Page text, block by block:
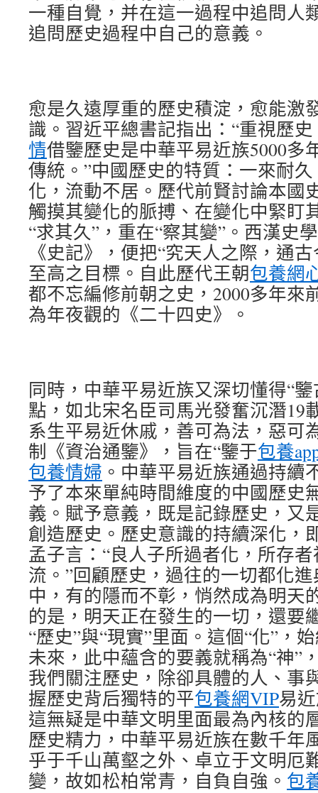
一種自覺，并在這一過程中追問人
追問歷史過程中自己的意義。
愈是久遠厚重的歷史積淀，愈能激
識。習近平總書記指出：“重視歷
情借鑒歷史是中華平易近族5000多
傳統。”中國歷史的特質：一來耐
化，流動不居。歷代前賢討論本國
觸摸其變化的脈搏、在變化中緊盯
“求其久”，重在“察其變”。西漢史
《史記》，便把“究天人之際，通
至高之目標。自此歷代王朝包養網
都不忘編修前朝之史，2000多年來
為年夜觀的《二十四史》。
同時，中華平易近族又深切懂得“
點，如北宋名臣司馬光發奮沉潛19
系生平易近休戚，善可為法，惡可
制《資治通鑒》，旨在“鑒于包養
包養情婦 。中華平易近族通過持續
予了本來單純時間維度的中國歷史
義。賦予意義，既是記錄歷史，又
創造歷史。歷史意識的持續深化，
孟子言：“良人子所過者化，所存
流。”回顧歷史，過往的一切都化
中，有的隱而不彰，悄然成為明天
的是，明天正在發生的一切，還要
“歷史”與“現實”里面。這個“化”，
未來，此中蘊含的要義就稱為“神”
我們關注歷史，除卻具體的人、事
握歷史背后獨特的平包養網VIP易
這無疑是中華文明里面最為內核的
歷史精力，中華平易近族在數千年
乎于千山萬壑之外、卓立于文明厄
變，故如松柏常青，自負自強。 包